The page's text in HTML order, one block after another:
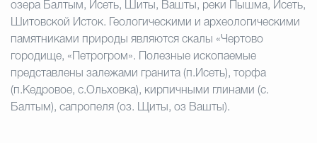
озера Балтым, Исеть, Шиты, Вашты, реки Пышма, Исеть,
Шитовской Исток. Геологическими и археологическими
памятниками природы являются скалы «Чертово
городище, «Петрогром». Полезные ископаемые
представлены залежами гранита (п.Исеть), торфа
(п.Кедровое, с.Ольховка), кирпичными глинами (с.
Балтым), сапропеля (оз. Щиты, оз Вашты).